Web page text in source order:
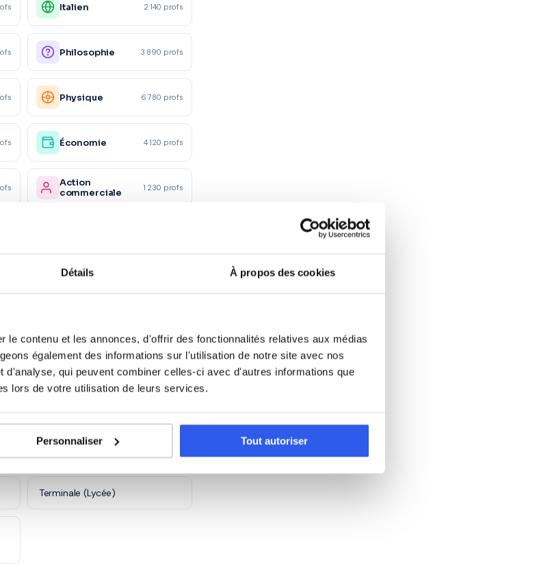
Détails À propos des cookies
le contenu et les annonces, d'offrir des fonctionnalités relatives aux médias
également des informations sur l'utilisation de notre site avec nos
d'analyse, qui peuvent combiner celles-ci avec d'autres informations que
lors de votre utilisation de leurs services.
Personnaliser Tout autoriser
Italien 2 140 profs
Philosophie 3 890 profs
Physique 6 780 profs
Économie 4 120 profs
Action
commerciale
1 230 profs
Autre
CE2 (Primaire)
Terminale (Lycée)